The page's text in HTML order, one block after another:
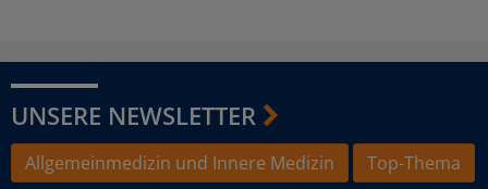
UNSERE NEWSLETTER
Allgemeinmedizin und Innere Medizin
Top-Thema